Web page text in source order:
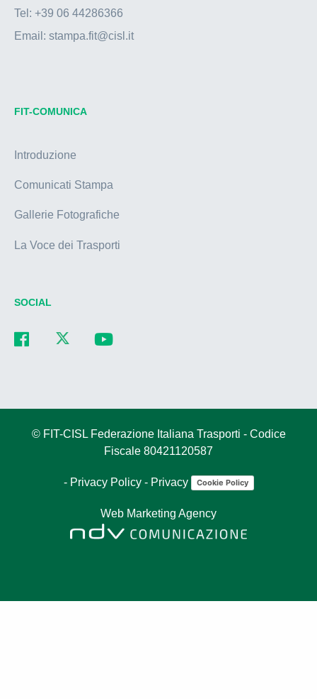
Tel: +39 06 44286366
Email: stampa.fit@cisl.it
FIT-COMUNICA
Introduzione
Comunicati Stampa
Gallerie Fotografiche
La Voce dei Trasporti
SOCIAL
© FIT-CISL Federazione Italiana Trasporti - Codice
Fiscale 80421120587
- Privacy Policy - Privacy Cookie Policy
Web Marketing Agency